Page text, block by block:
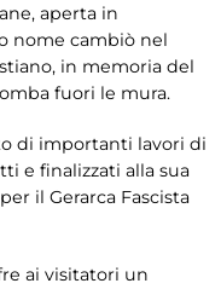
aperta in
nome cambiò nel
in memoria del
fuori le mura.
di importanti lavori di
e finalizzati alla sua
il Gerarca Fascista
ai visitatori un